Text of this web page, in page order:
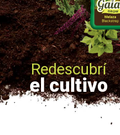
Redescubrí
el cultivo